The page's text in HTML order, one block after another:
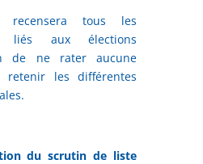
recensera tous les
liés aux élections
de ne rater aucune
retenir les différentes
du scrutin de liste